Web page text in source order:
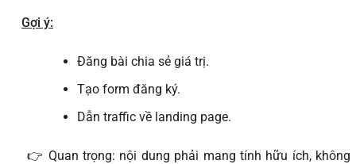
Gợi ý:
Đăng bài chia sẻ giá trị.
Tạo form đăng ký.
Dẫn traffic về landing page.
👉 Quan trọng: nội dung phải mang tính hữu ích, không